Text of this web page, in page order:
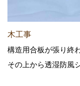
木工事
構造用合板が張り終
その上から透湿防風